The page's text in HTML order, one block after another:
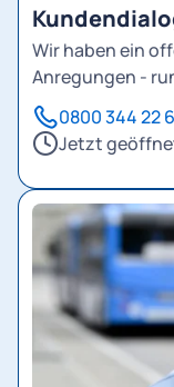
Wir haben ein
Anregungen -
0800 344 22
Jetzt